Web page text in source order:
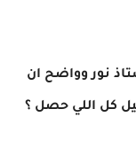
نور وواضح ان
كل اللي حصل ؟